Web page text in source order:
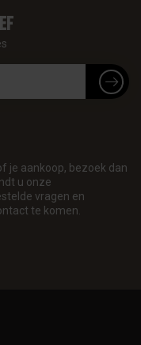
je aankoop, bezoek dan
u onze
vragen en
te komen.